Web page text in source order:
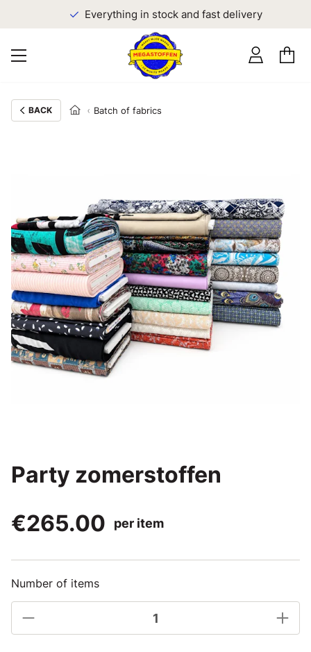
Everything in stock and fast delivery
BACK Batch of fabrics
Party zomerstoffen
€265.00
per item
Number of items